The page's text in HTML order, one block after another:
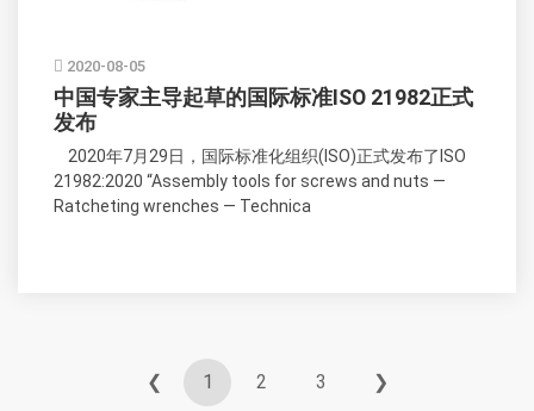
2020-08-05
中国专家主导起草的国际标准ISO 21982正式
发布
2020年7月29日，国际标准化组织(ISO)正式发布了ISO
21982:2020 “Assembly tools for screws and nuts —
Ratcheting wrenches — Technica
❮ 1 2 3 ❯